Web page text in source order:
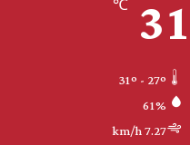
31
℃
61%
7.27 km/h